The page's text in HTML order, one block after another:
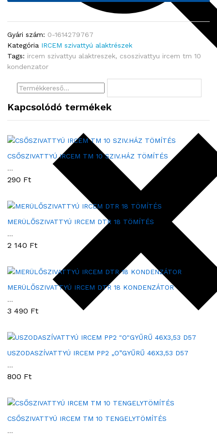
mennyiség
Gyári szám: 0-1614279767
Kategória IRCEM szivattyú alaktrészek
Tags: ircem szivattyu alaktreszek, csoszivattyu ircem tm 10
kondenzator
Kapcsolódó termékek
CSŐSZIVATTYÚ IRCEM TM 10 SZIV.HÁZ TÖMÍTÉS
...
290 Ft
MERÜLŐSZIVATTYÚ IRCEM DTR 18 TÖMÍTÉS
...
2 140 Ft
MERÜLŐSZIVATTYÚ IRCEM DTR 18 KONDENZÁTOR
...
3 490 Ft
USZODASZÍVATTYÚ IRCEM PP2 „O”GYŰRŰ 46X3,53 D57
...
800 Ft
CSŐSZIVATTYÚ IRCEM TM 10 TENGELYTÖMÍTÉS
...